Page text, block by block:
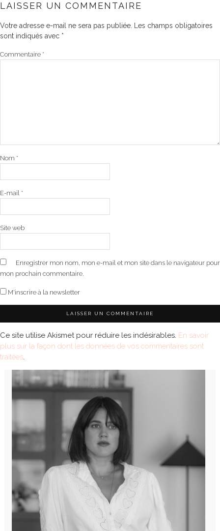
LAISSER UN COMMENTAIRE
Votre adresse e-mail ne sera pas publiée.
Les champs obligatoires
sont indiqués avec *
Commentaire *
Nom *
E-mail *
Site web
Enregistrer mon nom, mon e-mail et mon site dans le navigateur pour
mon prochain commentaire.
M'inscrire à la newsletter
Ce site utilise Akismet pour réduire les indésirables. En savoir
plus sur la façon dont les données de vos commentaires sont
traitées.